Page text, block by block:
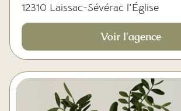
12310 Laissac-Sévérac l'Église
Voir l'agence